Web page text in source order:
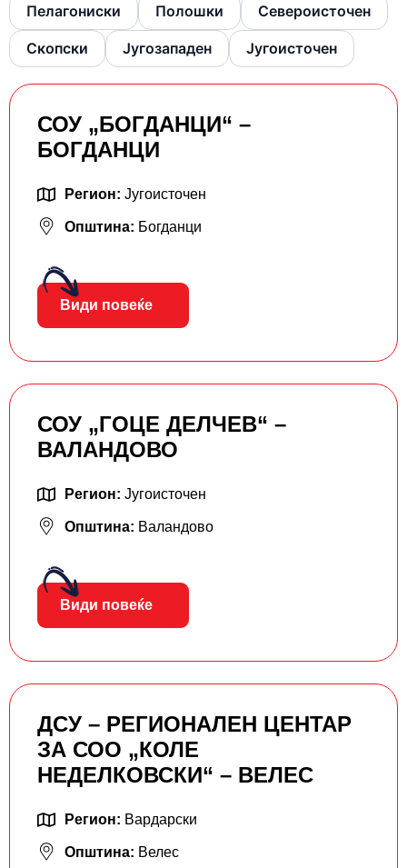
Пелагониски Полошки Североисточен
Скопски Југозападен Југоисточен
СОУ „БОГДАНЦИ“ –
БОГДАНЦИ
Регион: Југоисточен
Општина: Богданци
Види повеќе
СОУ „ГОЦЕ ДЕЛЧЕВ“ –
ВАЛАНДОВО
Регион: Југоисточен
Општина: Валандово
Види повеќе
ДСУ – РЕГИОНАЛЕН ЦЕНТАР
ЗА СОО „КОЛЕ
НЕДЕЛКОВСКИ“ – ВЕЛЕС
Регион: Вардарски
Општина: Велес